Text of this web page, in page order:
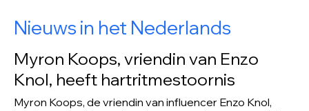
Nieuws in het Nederlands
Myron Koops, vriendin van Enzo
Knol, heeft hartritmestoornis
Myron Koops, de vriendin van influencer Enzo Knol,